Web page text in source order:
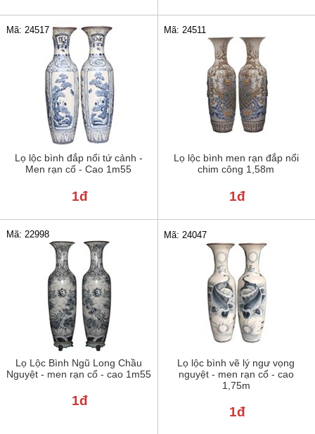
Lọ lộc bình đắp nổi tứ cảnh -
Men rạn cổ - Cao 1m55
Mã: 24517
1đ
Lọ lộc bình men rạn đắp nổi
chim công 1,58m
Mã: 24511
1đ
Lọ Lộc Bình Ngũ Long Chầu
Nguyệt - men rạn cổ - cao 1m55
Mã: 22998
1đ
Lọ lộc bình vẽ lý ngư vọng
nguyệt - men rạn cổ - cao
1,75m
Mã: 24047
1đ